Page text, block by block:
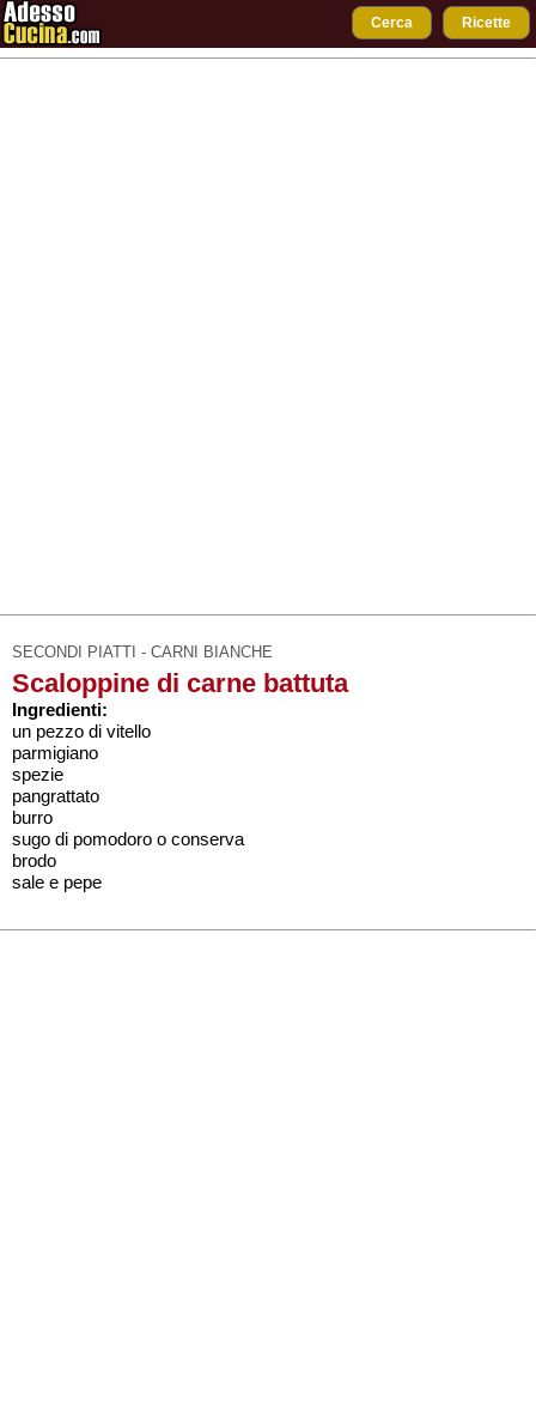
Cerca Ricette
SECONDI PIATTI - CARNI BIANCHE
Scaloppine di carne battuta
Ingredienti:
un pezzo di vitello
parmigiano
spezie
pangrattato
burro
sugo di pomodoro o conserva
brodo
sale e pepe